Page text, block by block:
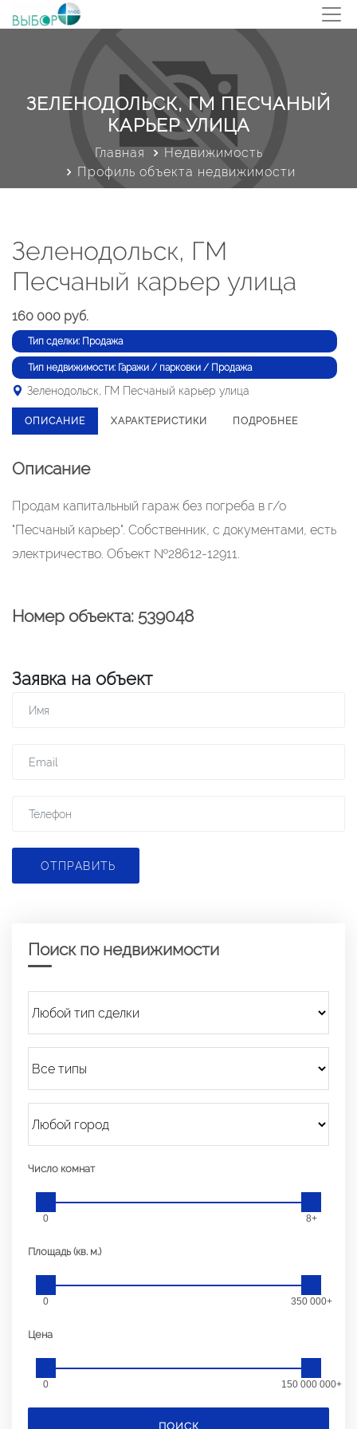
ЗЕЛЕНОДОЛЬСК, ГМ ПЕСЧАНЫЙ
КАРЬЕР УЛИЦА
Главная
Недвижимость
Профиль объекта недвижимости
Зеленодольск, ГМ
Песчаный карьер улица
160 000 руб.
Тип сделки: Продажа
Тип недвижимости: Гаражи / парковки / Продажа
Зеленодольск, ГМ Песчаный карьер улица
ОПИСАНИЕ ХАРАКТЕРИСТИКИ ПОДРОБНЕЕ
Описание
Продам капитальный гараж без погреба в г/о
"Песчаный карьер". Собственник, с документами, есть
электричество. Объект №28612-12911.
Номер объекта: 539048
Заявка на объект
ОТПРАВИТЬ
Поиск по недвижимости
Число комнат
0 8+
Площадь (кв. м.)
0 350 000+
Цена
0 150 000 000+
ПОИСК